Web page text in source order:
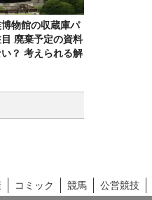
物館の収蔵庫パ
廃棄予定の資料
？ 考えられる解
コミック 競馬 公営競技